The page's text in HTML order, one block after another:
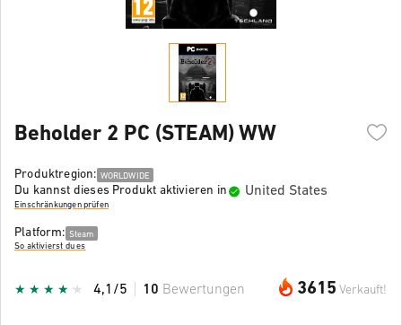
Beholder 2 PC (STEAM) WW
Produktregion: WORLDWIDE
Du kannst dieses Produkt aktivieren in United States
Einschränkungen prüfen
Platform: Steam
So aktivierst du es
3615 Verkauft!
4,1/5 10 Bewertungen